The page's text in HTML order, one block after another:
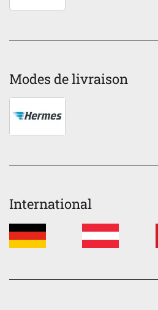
Modes de livraison
International